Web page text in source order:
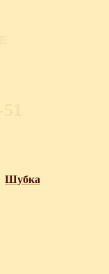
Шубка